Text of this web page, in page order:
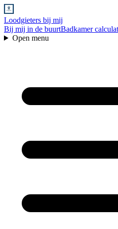
Loodgieters bij mij
Bij mij in de buurtBadkamer
Open menu